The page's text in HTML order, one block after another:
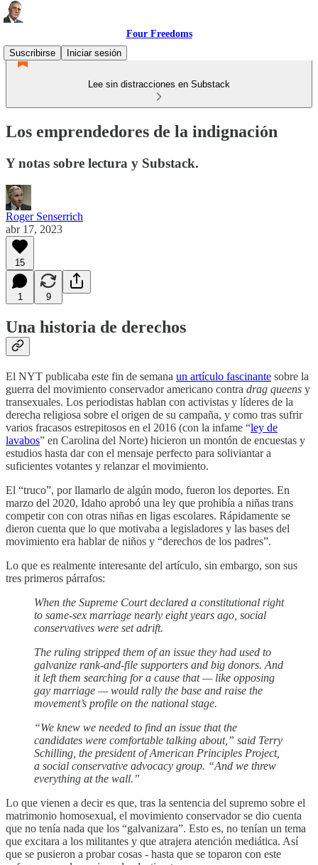
Four Freedoms
Suscribirse
Iniciar sesión
Lee sin distracciones en Substack
Los emprendedores de la indignación
Y notas sobre lectura y Substack.
Roger Senserrich
abr 17, 2023
15
1 9
Una historia de derechos
El NYT publicaba este fin de semana un artículo fascinante sobre la
guerra del movimiento conservador americano contra drag queens y
transexuales. Los periodistas hablan con activistas y líderes de la
derecha religiosa sobre el origen de su campaña, y como tras sufrir
varios fracasos estrepitosos en el 2016 (con la infame “ley de
lavabos” en Carolina del Norte) hicieron un montón de encuestas y
estudios hasta dar con el mensaje perfecto para soliviantar a
suficientes votantes y relanzar el movimiento.
El “truco”, por llamarlo de algún modo, fueron los deportes. En
marzo del 2020, Idaho aprobó una ley que prohibía a niñas trans
competir con con otras niñas en ligas escolares. Rápidamente se
dieron cuenta que lo que motivaba a legisladores y las bases del
movimiento era hablar de niños y “derechos de los padres”.
Lo que es realmente interesante del artículo, sin embargo, son sus
tres primeros párrafos:
When the Supreme Court declared a constitutional right
to same-sex marriage nearly eight years ago, social
conservatives were set adrift.
The ruling stripped them of an issue they had used to
galvanize rank-and-file supporters and big donors. And
it left them searching for a cause that — like opposing
gay marriage — would rally the base and raise the
movement’s profile on the national stage.
“We knew we needed to find an issue that the
candidates were comfortable talking about,” said Terry
Schilling, the president of American Principles Project,
a social conservative advocacy group. “And we threw
everything at the wall.”
Lo que vienen a decir es que, tras la sentencia del supremo sobre el
matrimonio homosexual, el movimiento conservador se dio cuenta
que no tenía nada que los “galvanizara”. Esto es, no tenían un tema
que excitara a los militantes y que atrajera atención mediática. Así
que se pusieron a probar cosas - hasta que se toparon con este